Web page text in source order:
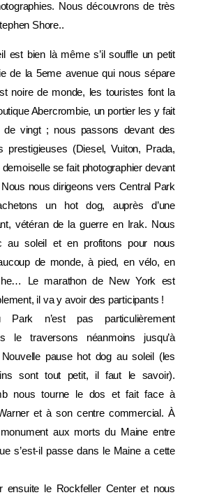
Nous découvrons de très
Shore..
est bien là même s’il souffle un petit
de la 5eme avenue qui nous sépare
noire de monde, les touristes font la
Abercrombie, un portier les y fait
de vingt ; nous passons devant des
prestigieuses (Diesel, Vuiton, Prada,
se fait photographier devant
nous dirigeons vers Central Park
un hot dog, auprès d’une
vétéran de la guerre en Irak. Nous
au soleil et en profitons pour nous
de monde, à pied, en vélo, en
Le marathon de New York est
il va y avoir des participants !
n’est pas particulièrement
le traversons néanmoins jusqu’à
pause hot dog au soleil (les
sont tout petit, il faut le savoir).
nous tourne le dos et fait face à
et à son centre commercial. À
aux morts du Maine entre
s’est-il passe dans le Maine a cette
ensuite le Rockfeller Center et nous